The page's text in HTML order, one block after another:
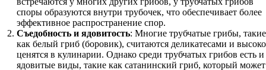
споры образуются внутри трубочек, что обеспечивает более
эффективное распространение спор.
Съедобность и ядовитость: Многие трубчатые грибы, такие
как белый гриб (боровик), считаются деликатесами и высоко
ценятся в кулинарии. Однако среди трубчатых грибов есть и
ядовитые виды, такие как сатанинский гриб, который может